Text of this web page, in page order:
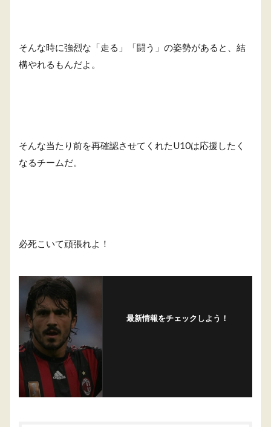
そんな時に強烈な「走る」「闘う」の姿勢があると、結
構やれるもんだよ。
そんな当たり前を再確認させてくれたU10は応援したく
なるチームだ。
必死こいて頑張れよ！
最新情報をチェックしよう！